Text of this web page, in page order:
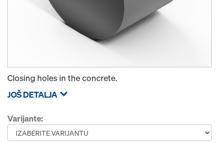
Closing holes in the concrete.
JOŠ DETALJA
Varijante: